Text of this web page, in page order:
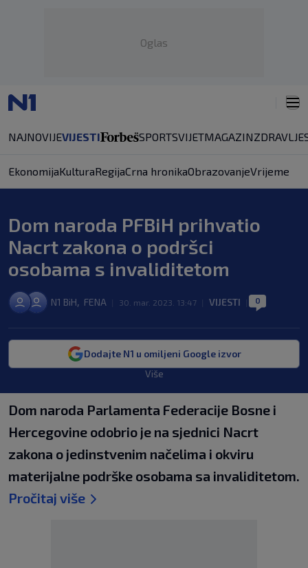
Oglas
NAJNOVIJEVIJESTI SPORTSVIJETMAGAZINZDRAVLJE
EkonomijaKulturaRegijaCrna hronikaObrazovanjeVrijeme
Dom naroda PFBiH prihvatio
Nacrt zakona o podršci
osobama s invaliditetom
N1 BiH, FENA 30. mar. 2023. 13:47 VIJESTI 0
Dodajte N1 u omiljeni Google izvor
Više
Dom naroda Parlamenta Federacije Bosne i
Hercegovine odobrio je na sjednici Nacrt
zakona o jedinstvenim načelima i okviru
materijalne podrške osobama sa invaliditetom.
Pročitaj više